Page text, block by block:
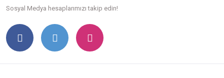
Sosyal Medya hesaplarımızı takip edin!